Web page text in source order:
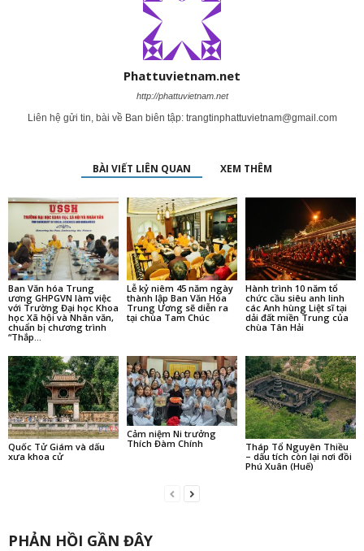
Phattuvietnam.net
http://phattuvietnam.net
Liên hệ gửi tin, bài về Ban biên tập: trangtinphattuvietnam@gmail.com
BÀI VIẾT LIÊN QUAN XEM THÊM
Ban Văn hóa Trung
ương GHPGVN làm việc
với Trường Đại học Khoa
học Xã hội và Nhân văn,
chuẩn bị chương trình
“Thắp...
Lễ kỷ niêm 45 năm ngày
thành lập Ban Văn Hóa
Trung Ương sẽ diễn ra
tại chùa Tam Chúc
Hành trình 10 năm tổ
chức cầu siêu anh linh
các Anh hùng Liệt sĩ tại
dải đất miền Trung của
chùa Tân Hải
Quốc Tử Giám và dấu
xưa khoa cử
Cảm niệm Ni trưởng
Thích Đàm Chính
Tháp Tổ Nguyên Thiều
– dấu tích còn lại nơi đồi
Phú Xuân (Huế)
PHẢN HỒI GẦN ĐÂY